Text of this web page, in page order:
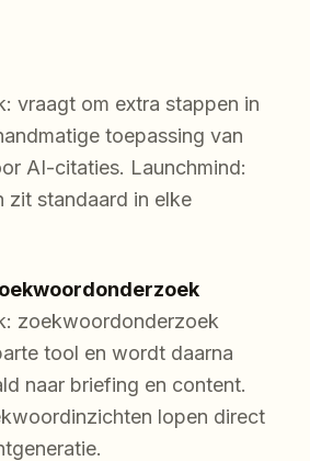
vraagt om extra stappen in
toepassing van
AI-citaties. Launchmind:
zit standaard in elke
zoekwoordonderzoek
tool en wordt daarna
naar briefing en content.
lopen direct